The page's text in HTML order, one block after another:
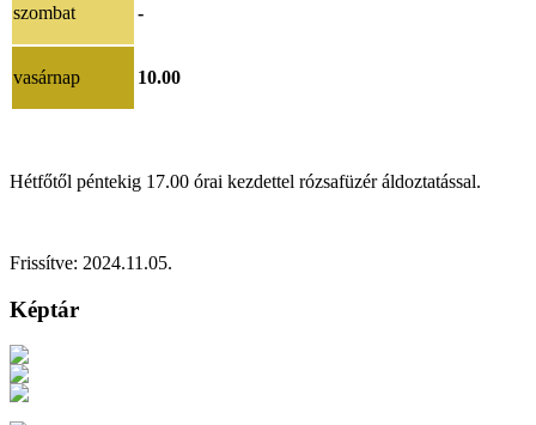
szombat -
vasárnap 10.00
Hétfőtől péntekig 17.00 órai kezdettel rózsafüzér áldoztatással.
Frissítve: 2024.11.05.
Képtár